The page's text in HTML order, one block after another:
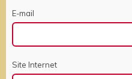
E-mail
Site Internet